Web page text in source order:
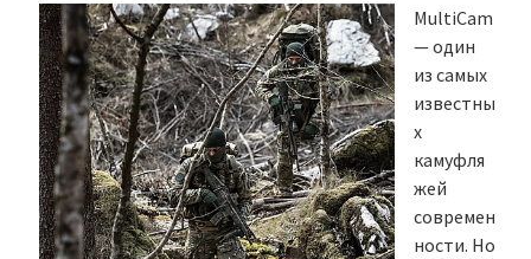
MultiCam
— один
из самых
известны
х
камуфля
жей
современ
ности. Но